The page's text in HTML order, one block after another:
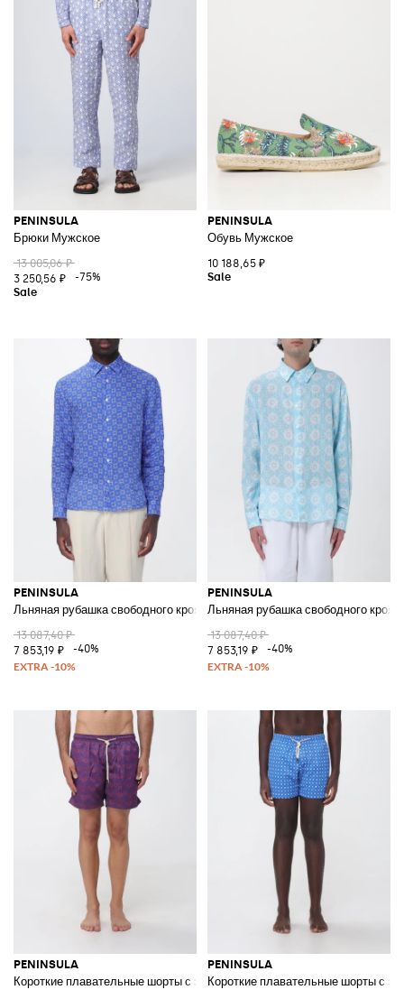
PENINSULA
Брюки Мужское
13 005,06 ₽
3 250,56 ₽
-75%
PENINSULA
Обувь Мужское
10 188,65 ₽
PENINSULA
Льняная рубашка свободного кроя с длинными рукавами и этническим
13 087,40 ₽
7 853,19 ₽
-40%
PENINSULA
Льняная рубашка свободного кроя
13 087,40 ₽
7 853,19 ₽
-40%
PENINSULA
Короткие плавательные шорты с этническим узором и шнурком
PENINSULA
Короткие плавательные шорты с